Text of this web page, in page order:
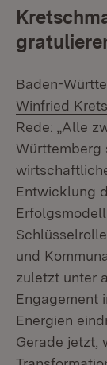
Baden-
Winfried
Rede: „Alle
Württemberg
Entwicklung
und
zuletzt unter
Engagement
Energien
Gerade jetzt,